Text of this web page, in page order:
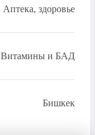
Аптека, здоровье
Витамины и БАД
Бишкек